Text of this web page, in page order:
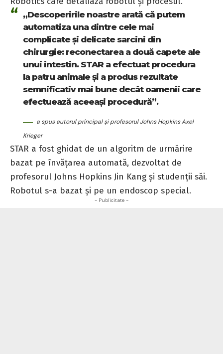
„Descoperirile noastre arată că putem
automatiza una dintre cele mai
complicate și delicate sarcini din
chirurgie: reconectarea a două capete ale
unui intestin. STAR a efectuat procedura
la patru animale și a produs rezultate
semnificativ mai bune decât oamenii care
efectuează aceeași procedură”.
a spus autorul principal și profesorul Johns Hopkins Axel
Krieger
STAR a fost ghidat de un algoritm de urmărire
bazat pe învățarea automată, dezvoltat de
profesorul Johns Hopkins Jin Kang și studenții săi.
Robotul s-a bazat și pe un endoscop special.
- Publicitate -